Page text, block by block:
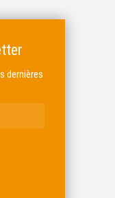
dernières